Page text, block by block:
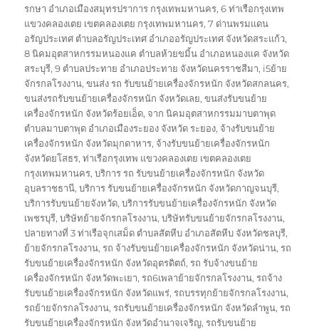
รกษา อำเภอเมืองสมุทรปราการ กรุงเทพมหานคร,6 ท่าเรือกรุงเทพ
แขวงคลองเตย เขตคลองเตย กรุงเทพมหานคร,7 ด่านพรมแดน
อรัญประเทศ ตำบลอรัญประเทศ อำเภออรัญประเทศ จังหวัดสระแก้ว,
8 นิคมอุตสาหกรรมหนองแค ตำบลห้วยขมิ้น อำเภอหนองแค จังหวัด
สระบุรี,9 ตำบลประทาย อำเภอประทาย จังหวัดนครราชสีมา, i5ย้าย
จักรกลโรงงาน,ขนส่ง รถ รับขนย้ายเครื่องจักรหนัก จังหวัดสกลนคร,
ขนส่งรถรับขนย้ายเครื่องจักรหนัก จังหวัดเลย,ขนส่งรับขนย้าย
เครื่องจักรหนัก จังหวัดร้อยเอ็ด, จาก นิคมอุตสาหกรรมมาบตาพุด
ตำบลมาบตาพุด อำเภอเมืองระยอง จังหวัด ระยอง, จ้างรับขนย้าย
เครื่องจักรหนัก จังหวัดมุกดาหาร, จ้างรับขนย้ายเครื่องจักรหนัก
จังหวัดยโสธร,ท่าเรือกรุงเทพ แขวงคลองเตย เขตคลองเตย
กรุงเทพมหานคร,บริการ รถ รับขนย้ายเครื่องจักรหนัก จังหวัด
อุบลราชธานี,บริการ รับขนย้ายเครื่องจักรหนัก จังหวัดกาญจนบุรี,
บริการรับขนย้ายจังหวัด,บริการรับขนย้ายเครื่องจักรหนัก จังหวัด
เพชรบุรี,บริษัทย้ายจักรกลโรงงาน,บริษัทรับขนย้ายจักรกลโรงงาน,
ปลายทางที่ 3 ท่าเรือจุกเสม็ด ตำบลสัตหีบ อำเภอสัตหีบ จังหวัดชลบุรี,
ย้ายจักรกลโรงงาน,รถ จ้างรับขนย้ายเครื่องจักรหนัก จังหวัดน่าน,รถ
รับขนย้ายเครื่องจักรหนัก จังหวัดอุตรดิตถ์,รถ รับจ้างขนย้าย
เครื่องจักรหนัก จังหวัดพะเยา,รถ6เพลาย้ายจักรกลโรงงาน,รถจ้าง
รับขนย้ายเครื่องจักรหนัก จังหวัดแพร่,รถบรรทุกย้ายจักรกลโรงงาน,
รถย้ายจักรกลโรงงาน,รถรับขนย้ายเครื่องจักรหนัก จังหวัดลำพูน,รถ
รับขนย้ายเครื่องจักรหนัก จังหวัดอำนาจเจริญ,รถรับขนย้าย